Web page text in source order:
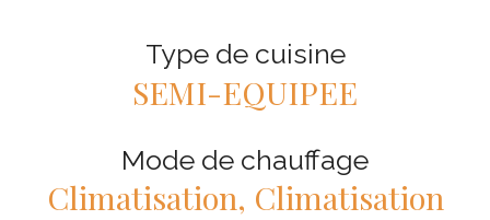
Type de cuisine
SEMI-EQUIPEE
Mode de chauffage
Climatisation, Climatisation